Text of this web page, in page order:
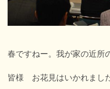
春ですねー。我が家の近所
皆様 お花見はいかれまし